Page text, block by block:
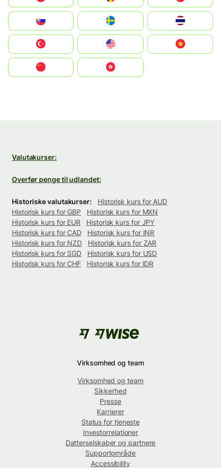
United States
中國香港特別行政區
Valutakurser:
Overfør penge til udlandet:
Historiske valutakurser:
Historisk kurs for AUD
Historisk kurs for GBP
Historisk kurs for MXN
Historisk kurs for EUR
Historisk kurs for JPY
Historisk kurs for CAD
Historisk kurs for INR
Historisk kurs for NZD
Historisk kurs for ZAR
Historisk kurs for SGD
Historisk kurs for USD
Historisk kurs for CHF
Historisk kurs for IDR
Virksomhed og team
Virksomhed og team
Sikkerhed
Presse
Karrierer
Status for tjeneste
Investorrelationer
Datterselskaber og partnere
Supportområde
Accessibility